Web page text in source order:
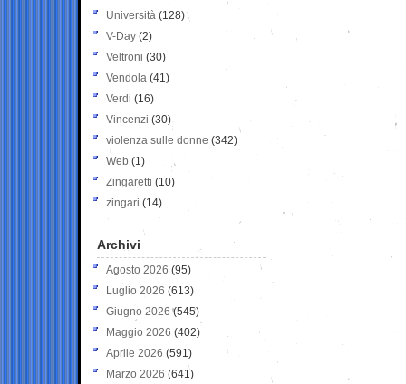
Università (128)
V-Day (2)
Veltroni (30)
Vendola (41)
Verdi (16)
Vincenzi (30)
violenza sulle donne (342)
Web (1)
Zingaretti (10)
zingari (14)
Archivi
Agosto 2026 (95)
Luglio 2026 (613)
Giugno 2026 (545)
Maggio 2026 (402)
Aprile 2026 (591)
Marzo 2026 (641)